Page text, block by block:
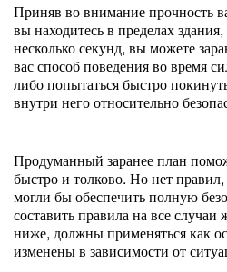
Приняв во внимание прочность
вы находитесь в пределах
несколько секунд, вы можете
вас способ поведения во время
либо попытаться быстро
внутри него относительно
Продуманный заранее план
быстро и толково. Но нет
могли бы обеспечить полную
составить правила на все
ниже, должны применяться как
изменены в зависимости от